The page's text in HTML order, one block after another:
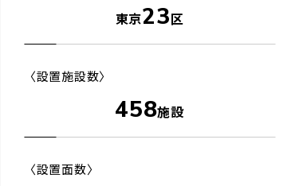
東京23区
〈設置施設数〉
458施設
〈設置面数〉